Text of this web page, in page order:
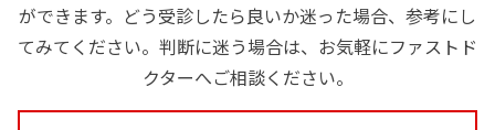
ができます。どう受診したら良いか迷った場合、参考にし
てみてください。判断に迷う場合は、お気軽にファストド
クターへご相談ください。